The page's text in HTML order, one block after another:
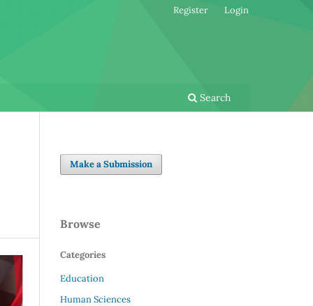
Search
Register Login
Make a Submission
Browse
Categories
Education
Human Sciences